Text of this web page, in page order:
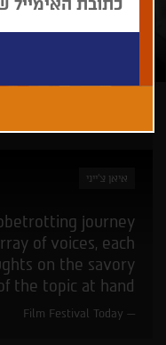
איאן צ'ייני
journey
of voices, each
on the savory
the topic at hand.
Film Festival Today